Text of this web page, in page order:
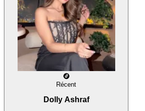
Récent
Dolly Ashraf